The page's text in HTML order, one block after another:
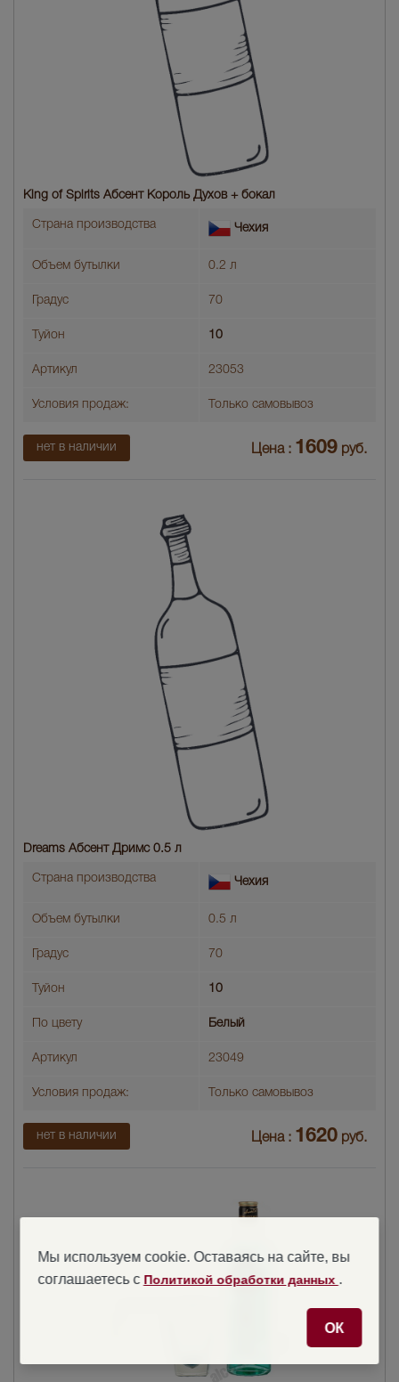
King of Spirits Абсент Король Духов + бокал
Страна производства Чехия
Объем бутылки 0.2 л
Градус 70
Туйон 10
Артикул 23053
Условия продаж: Только самовывоз
нет в наличии Цена : 1609 руб.
Dreams Абсент Дримс 0.5 л
Страна производства Чехия
Объем бутылки 0.5 л
Градус 70
Туйон 10
По цвету Белый
Артикул 23049
Условия продаж: Только самовывоз
нет в наличии Цена : 1620 руб.
Мы используем cookie. Оставаясь на сайте, вы
соглашаетесь с Политикой обработки данных .
ОК